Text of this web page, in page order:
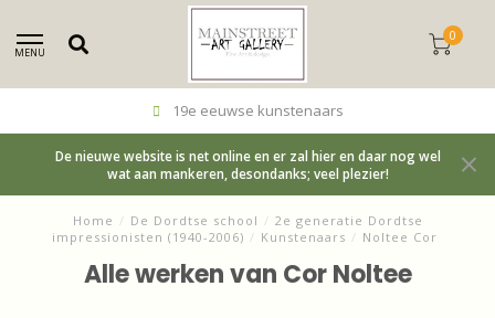
MENU
0
19e eeuwse kunstenaars
De nieuwe website is net online en er zal hier en daar nog wel
wat aan mankeren, desondanks; veel plezier!
Home / De Dordtse school / 2e generatie Dordtse
impressionisten (1940-2006) / Kunstenaars / Noltee Cor
Alle werken van Cor Noltee